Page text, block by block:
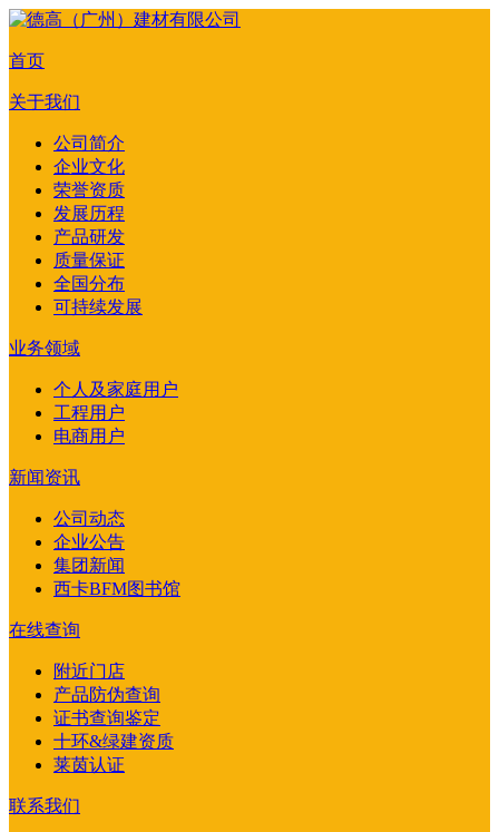
首页
关于我们
公司简介
企业文化
荣誉资质
发展历程
产品研发
质量保证
全国分布
可持续发展
业务领域
个人及家庭用户
工程用户
电商用户
新闻资讯
公司动态
企业公告
集团新闻
西卡BFM图书馆
在线查询
附近门店
产品防伪查询
证书查询鉴定
十环&绿建资质
莱茵认证
联系我们